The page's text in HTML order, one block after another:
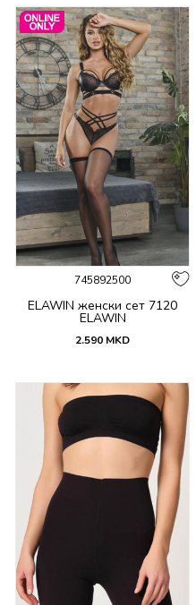
745892500
ELAWIN женски сет 7120
ELAWIN
2.590 MKD